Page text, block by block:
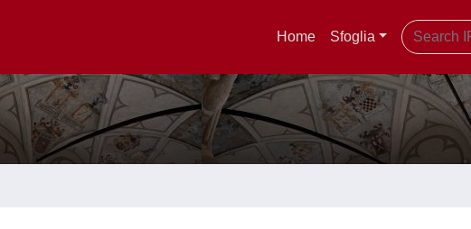
Home Sfoglia